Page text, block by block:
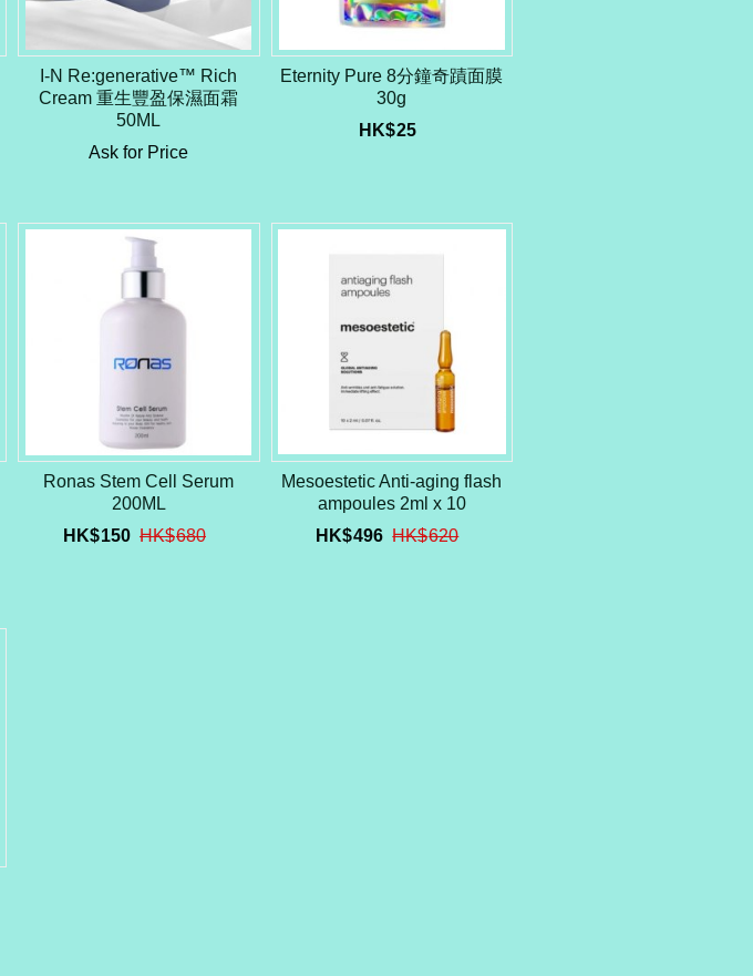
I-N Re:generative™ Rich
Cream 重生豐盈保濕面霜
50ML
Ask for Price
Eternity Pure 8分鐘奇蹟面膜
30g
HK$25
Ronas Stem Cell Serum
200ML
HK$150 HK$680
Mesoestetic Anti-aging flash
ampoules 2ml x 10
HK$496 HK$620